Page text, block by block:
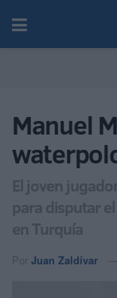
Manuel
El joven
para disputar
en Turquía
Por Juan Zaldívar